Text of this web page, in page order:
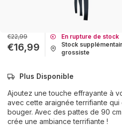
€22,99
€16,99
En rupture de stock
Stock
grossiste
Plus Disponible
Ajoutez une touche effrayante à
avec cette araignée terrifiante
bouger. Avec des pattes de 90
crée une ambiance terrifiante !